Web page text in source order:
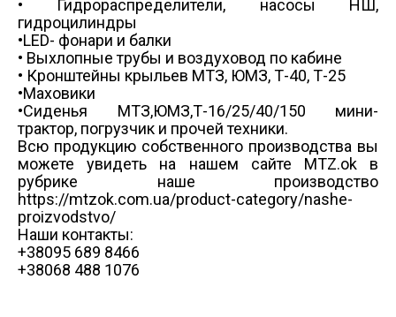
• Гидрораспределители, насосы НШ,
гидроцилиндры
•LED- фонари и балки
• Выхлопные трубы и воздуховод по кабине
• Кронштейны крыльев МТЗ, ЮМЗ, Т-40, Т-25
•Маховики
•Сиденья МТЗ,ЮМЗ,Т-16/25/40/150 мини-
трактор, погрузчик и прочей техники.
Всю продукцию собственного производства вы
можете увидеть на нашем сайте MTZ.ok в
рубрике наше производство
https://mtzok.com.ua/product-category/nashe-
proizvodstvo/
Наши контакты:
+38095 689 8466
+38068 488 1076